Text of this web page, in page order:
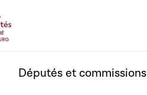
Députés et commissions